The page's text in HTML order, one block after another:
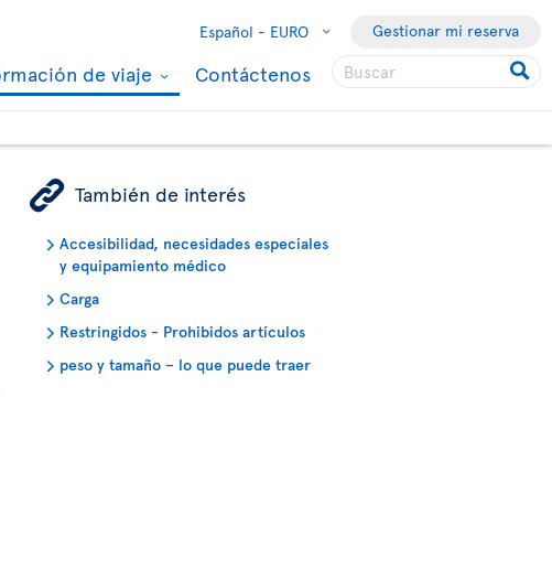
Español - EURO Gestionar mi reserva
de viaje Contáctenos
ÿ También de interés
Accesibilidad, necesidades especiales
y equipamiento médico
Carga
Restringidos - Prohibidos artículos
peso y tamaño – lo que puede traer